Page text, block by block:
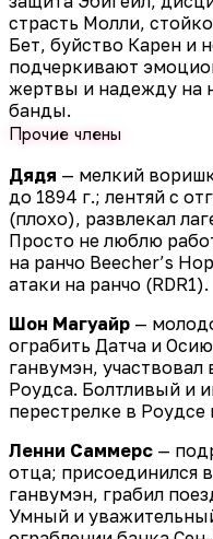
страсть Молли,
Бет, буйство Карен и
подчеркивают
жертвы и надежду на
банды.
Прочие члены
Дядя — мелкий
до 1894 г.; лентяй с
(плохо), развлекал
Просто не люблю
на ранчо Beecher’s
атаки на ранчо (RDR1).
Шон Магуайр —
ограбить Датча и
ганвумэн, участвовал
Роудса. Болтливый и
перестрелке в Роудсе
Ленни Саммерс —
отца; присоединился
ганвумэн, грабил
Умный и